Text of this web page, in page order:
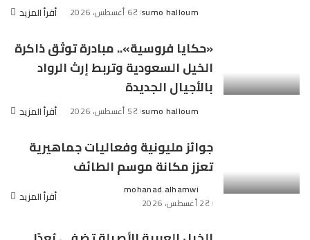
Posted
sumo halloum 6 أغسطس، 2026 أقرأ المزيد
«حكايا فروسية».. مبادرة توثق ذاكرة
الخيل السعودية وتربط إرث الرواد
بالأجيال الجديدة
Posted
sumo halloum 5 أغسطس، 2026 أقرأ المزيد
جوائز مليونية وفعاليات جماهيرية
تعزز مكانة موسم الطائف
Posted
by
mohanad.alhamwi
2 أغسطس، 2026
أقرأ المزيد